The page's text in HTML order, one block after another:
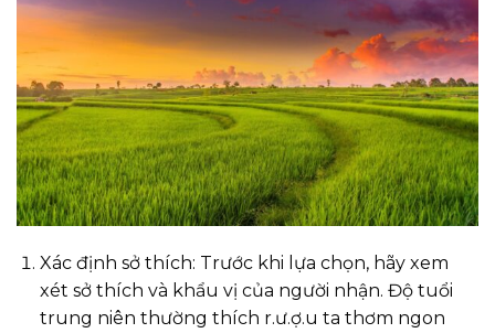
Xác định sở thích: Trước khi lựa chọn, hãy xem
xét sở thích và khẩu vị của người nhận. Độ tuổi
trung niên thường thích r.ư.ợ.u ta thơm ngon